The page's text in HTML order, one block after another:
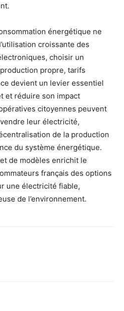
énergétique ne
croissante des
choisir un
propre, tarifs
devient un levier essentiel
et réduire son impact
citoyennes peuvent
leur électricité,
de la production
du système énergétique.
de modèles enrichit le
français des options
une électricité fiable,
de l’environnement.